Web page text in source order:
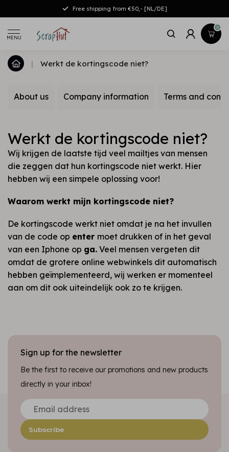
Free shipping from €50,- [NL/DE]
MENU
0
| Werkt de kortingscode niet?
About us Company information Terms and
Werkt de kortingscode niet?
Wij krijgen de laatste tijd veel mailtjes van mensen
die zeggen dat hun kortingscode niet werkt. Hier
hebben wij een simpele oplossing voor!
Waarom werkt mijn kortingscode niet?
De kortingscode werkt niet omdat je na het invullen
van de code op enter moet drukken of in het geval
van een Iphone op ga. Veel mensen vergeten dit
omdat de grotere online webwinkels dit automatisch
hebben geïmplementeerd, wij werken er momenteel
aan om dit ook uiteindelijk ook zo te krijgen.
Sign up for the newsletter
Be the first to receive our promotions and new products
directly in your inbox!
Subscribe